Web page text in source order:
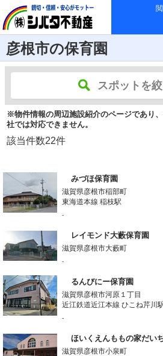
彦根市の保育園
スポットを
※物件情報の周辺施設紹介のページであり
社では対応できません。
該当件数22件
みづほ保育園
滋賀県彦根市稲部町
東海道本線 稲枝駅
-
レイモンド大藪保育園
滋賀県彦根市大藪町
-
るんびにー保育園
滋賀県彦根市河原１丁目
近江鉄道近江本線 ひこね芹川
-
ほいくえんももの家だい
滋賀県彦根市小泉町